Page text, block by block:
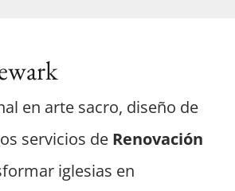
en arte sacro, diseño de
servicios de Renovación
iglesias en